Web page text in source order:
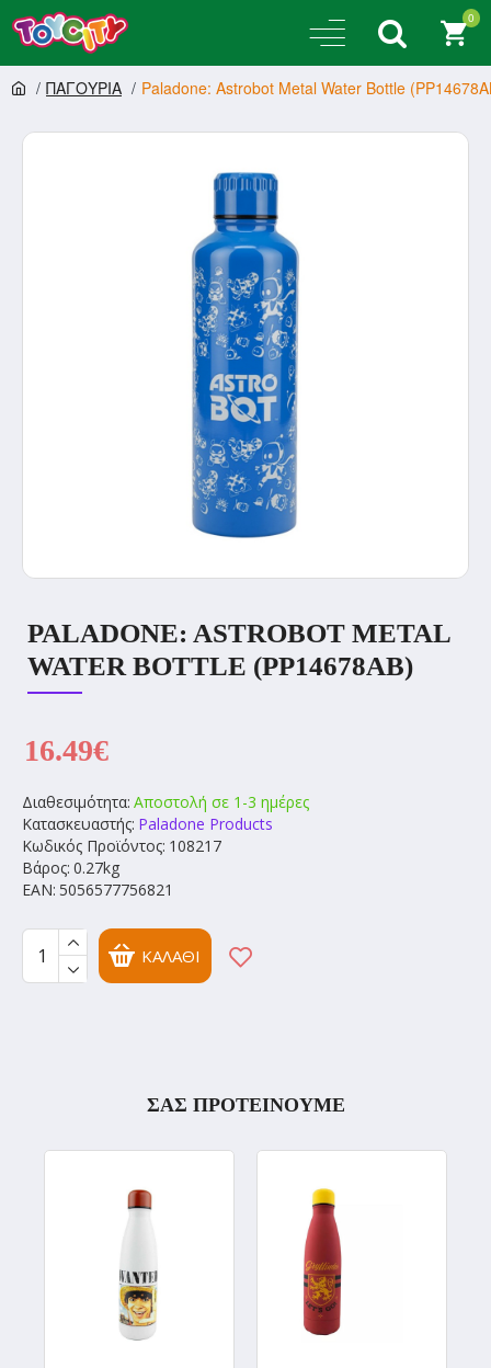
0
ΠΑΓΟΥΡΙΑ Paladone: Astrobot Metal Water Bottle
PALADONE: ASTROBOT METAL
WATER BOTTLE (PP14678AB)
Διαθεσιμότητα: Αποστολή σε 1-3 ημέρες
Κατασκευαστής: Paladone Products
Κωδικός Προϊόντος: 108217
Βάρος: 0.27kg
EAN: 5056577756821
16.49€
ΚΑΛΆΘΙ
ΣΑΣ ΠΡΟΤΕΙΝΟΥΜΕ